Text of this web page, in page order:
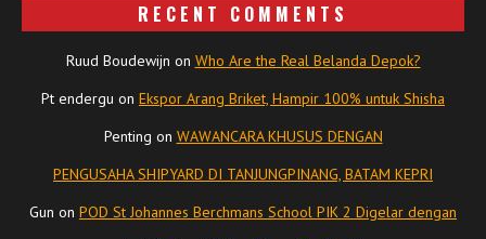
RECENT COMMENTS
Ruud Boudewijn on Who Are the Real Belanda Depok?
Pt endergu on Ekspor Arang Briket, Hampir 100% untuk Shisha
Penting on WAWANCARA KHUSUS DENGAN
PENGUSAHA SHIPYARD DI TANJUNGPINANG, BATAM KEPRI
Gun on POD St Johannes Berchmans School PIK 2 Digelar dengan